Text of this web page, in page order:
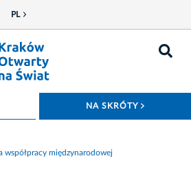
PL
NA SKRÓTY
współpracy międzynarodowej